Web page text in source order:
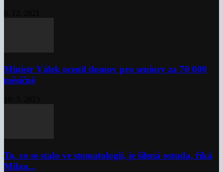
Ministr Válek ocenil domov pro seniory za 70 000
měsíčně
To, co se stalo ve stomatologii, je šílená ostuda, říká
Milan...